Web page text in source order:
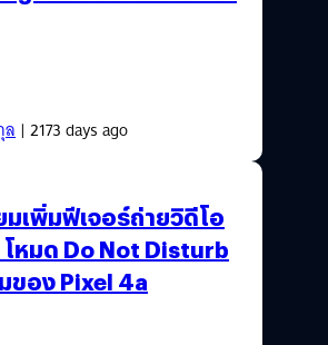
ล| 2173 days ago
มเพิ่มฟีเจอร์ถ่ายวิดีโอ
หมด Do Not Disturb
ของ Pixel 4a